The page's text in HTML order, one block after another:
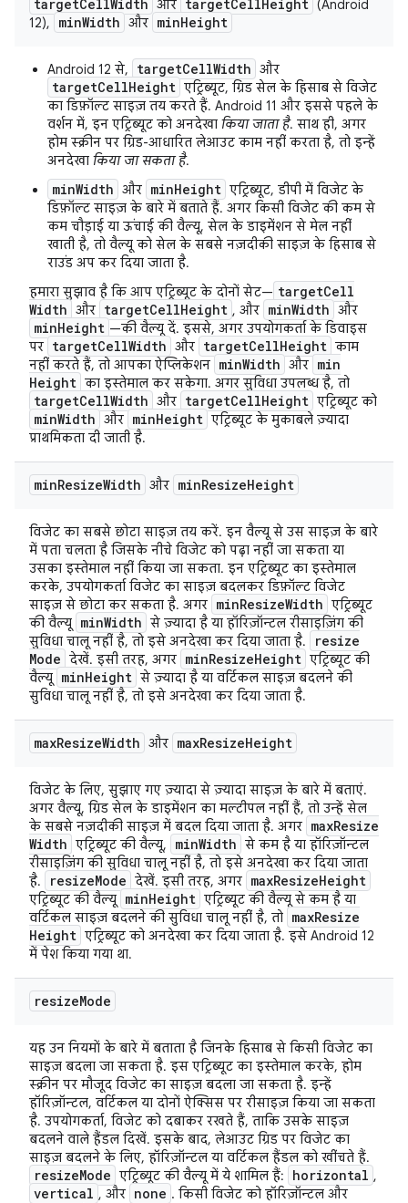
targetCellWidth और targetCellHeight (Android
12),
minWidth और minHeight
Android 12 से, targetCellWidth और
targetCellHeight एट्रिब्यूट, ग्रिड सेल के हिसाब से विजेट
का डिफ़ॉल्ट साइज़ तय करते हैं. Android 11 और इससे पहले के
वर्शन में, इन एट्रिब्यूट को अनदेखा किया जाता है. साथ ही, अगर
होम स्क्रीन पर ग्रिड-आधारित लेआउट काम नहीं करता है, तो इन्हें
अनदेखा किया जा सकता है.
minWidth और minHeight एट्रिब्यूट, डीपी में विजेट के
डिफ़ॉल्ट साइज़ के बारे में बताते हैं. अगर किसी विजेट की कम से
कम चौड़ाई या ऊंचाई की वैल्यू, सेल के डाइमेंशन से मेल नहीं
खाती है, तो वैल्यू को सेल के सबसे नज़दीकी साइज़ के हिसाब से
राउंड अप कर दिया जाता है.
हमारा सुझाव है कि आप एट्रिब्यूट के दोनों सेट— targetCell
Width और targetCellHeight , और minWidth और
minHeight —की वैल्यू दें. इससे, अगर उपयोगकर्ता के डिवाइस
पर targetCellWidth और targetCellHeight काम
नहीं करते हैं, तो आपका ऐप्लिकेशन minWidth और min
Height का इस्तेमाल कर सकेगा. अगर सुविधा उपलब्ध है, तो
targetCellWidth और targetCellHeight एट्रिब्यूट को
minWidth और minHeight एट्रिब्यूट के मुकाबले ज़्यादा
प्राथमिकता दी जाती है.
minResizeWidth और minResizeHeight
विजेट का सबसे छोटा साइज़ तय करें. इन वैल्यू से उस साइज़ के बारे
में पता चलता है जिसके नीचे विजेट को पढ़ा नहीं जा सकता या
उसका इस्तेमाल नहीं किया जा सकता. इन एट्रिब्यूट का इस्तेमाल
करके, उपयोगकर्ता विजेट का साइज़ बदलकर डिफ़ॉल्ट विजेट
साइज़ से छोटा कर सकता है. अगर minResizeWidth एट्रिब्यूट
की वैल्यू minWidth से ज़्यादा है या हॉरिज़ॉन्टल रीसाइज़िंग की
सुविधा चालू नहीं है, तो इसे अनदेखा कर दिया जाता है.
resize
Mode देखें. इसी तरह, अगर minResizeHeight एट्रिब्यूट की
वैल्यू minHeight से ज़्यादा है या वर्टिकल साइज़ बदलने की
सुविधा चालू नहीं है, तो इसे अनदेखा कर दिया जाता है.
maxResizeWidth और maxResizeHeight
विजेट के लिए, सुझाए गए ज़्यादा से ज़्यादा साइज़ के बारे में बताएं.
अगर वैल्यू, ग्रिड सेल के डाइमेंशन का मल्टीपल नहीं हैं, तो उन्हें सेल
के सबसे नज़दीकी साइज़ में बदल दिया जाता है. अगर maxResize
Width एट्रिब्यूट की वैल्यू, minWidth से कम है या हॉरिज़ॉन्टल
रीसाइज़िंग की सुविधा चालू नहीं है, तो इसे अनदेखा कर दिया जाता
है.
resizeMode देखें. इसी तरह, अगर maxResizeHeight
एट्रिब्यूट की वैल्यू minHeight एट्रिब्यूट की वैल्यू से कम है या
वर्टिकल साइज़ बदलने की सुविधा चालू नहीं है, तो maxResize
Height एट्रिब्यूट को अनदेखा कर दिया जाता है. इसे Android 12
में पेश किया गया था.
resizeMode
यह उन नियमों के बारे में बताता है जिनके हिसाब से किसी विजेट का
साइज़ बदला जा सकता है. इस एट्रिब्यूट का इस्तेमाल करके, होम
स्क्रीन पर मौजूद विजेट का साइज़ बदला जा सकता है. इन्हें
हॉरिज़ॉन्टल, वर्टिकल या दोनों ऐक्सिस पर रीसाइज़ किया जा सकता
है. उपयोगकर्ता, विजेट को दबाकर रखते हैं, ताकि उसके साइज़
बदलने वाले हैंडल दिखें. इसके बाद, लेआउट ग्रिड पर विजेट का
साइज़ बदलने के लिए, हॉरिज़ॉन्टल या वर्टिकल हैंडल को खींचते हैं.
resizeMode एट्रिब्यूट की वैल्यू में ये शामिल हैं: horizontal ,
vertical , और none . किसी विजेट को हॉरिज़ॉन्टल और